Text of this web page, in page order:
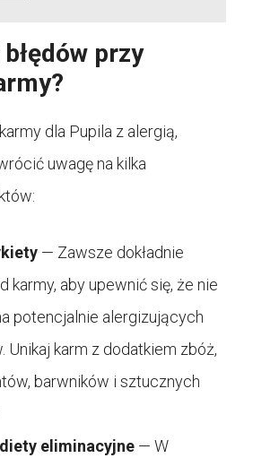
przy
dla Pupila z alergią,
uwagę na kilka
— Zawsze dokładnie
karmy, aby upewnić się, że nie
potencjalnie alergizujących
Unikaj karm z dodatkiem zbóż,
barwników i sztucznych
eliminacyjne — W